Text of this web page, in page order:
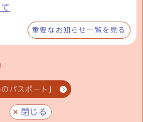
重要なお知らせ一覧を見る
パスポート」
閉じる